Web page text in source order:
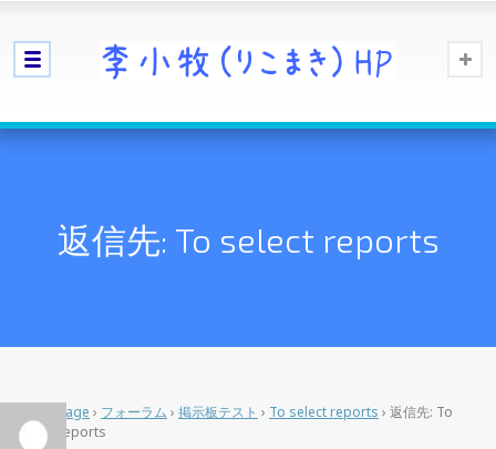
返信先: To select reports
Home Page › フォーラム › 掲示板テスト › To select reports › 返信先: To
select reports